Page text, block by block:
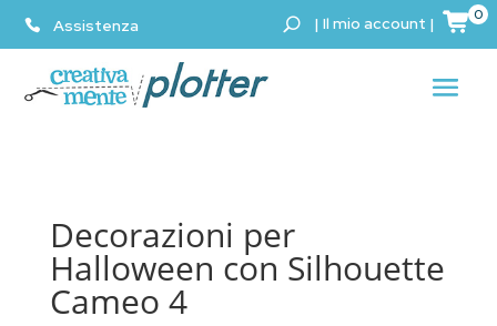
Assistenza | Il mio account | 0
Decorazioni per
Halloween con Silhouette
Cameo 4